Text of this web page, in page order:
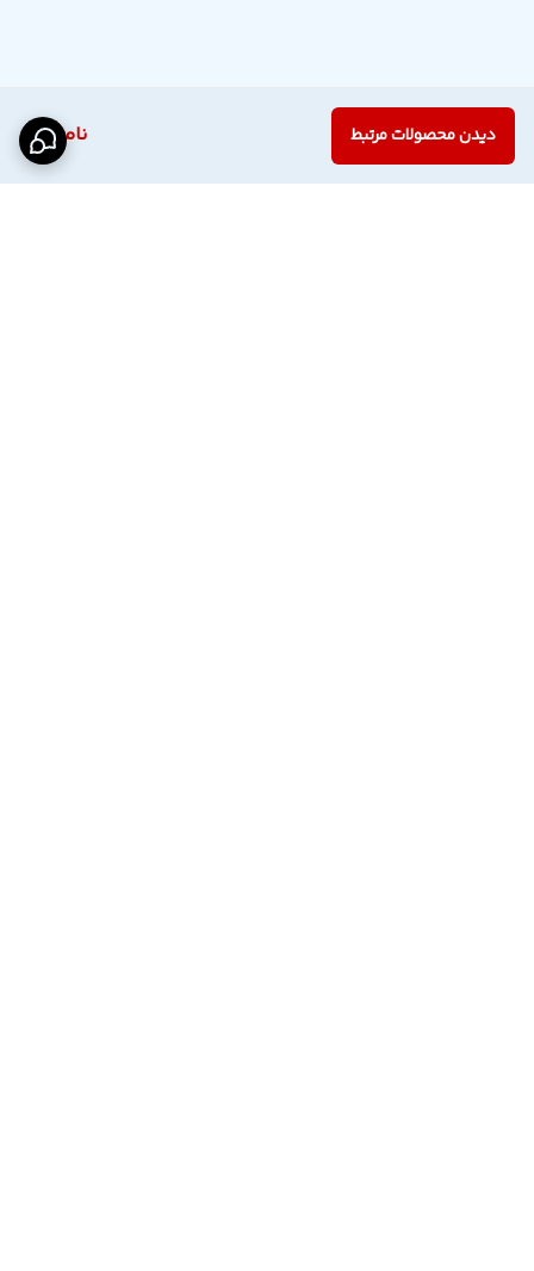
ناموجود دیدن محصولات مرتبط